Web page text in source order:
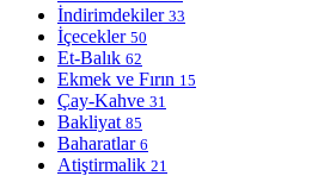
İndirimdekiler 33
İçecekler 50
Et-Balık 62
Ekmek ve Fırın 15
Çay-Kahve 31
Bakliyat 85
Baharatlar 6
Atiştirmalik 21